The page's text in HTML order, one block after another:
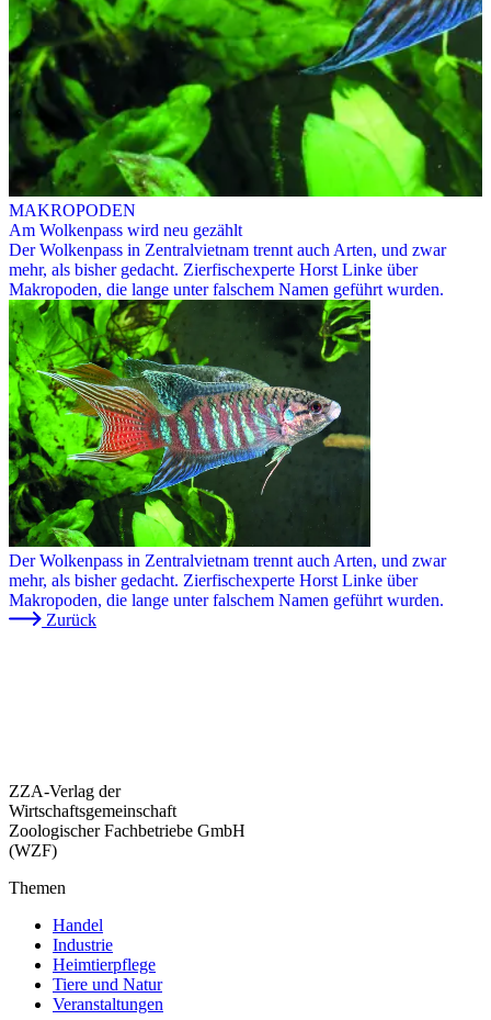
MAKROPODEN
Am Wolkenpass wird neu gezählt
Der Wolkenpass in Zentralvietnam trennt auch Arten, und zwar
mehr, als bisher gedacht. Zierfischexperte Horst Linke über
Makropoden, die lange unter falschem Namen geführt wurden.
Der Wolkenpass in Zentralvietnam trennt auch Arten, und zwar
mehr, als bisher gedacht. Zierfischexperte Horst Linke über
Makropoden, die lange unter falschem Namen geführt wurden.
Zurück
ZZA-Verlag der
Wirtschaftsgemeinschaft
Zoologischer Fachbetriebe GmbH
(WZF)
Themen
Handel
Industrie
Heimtierpflege
Tiere und Natur
Veranstaltungen